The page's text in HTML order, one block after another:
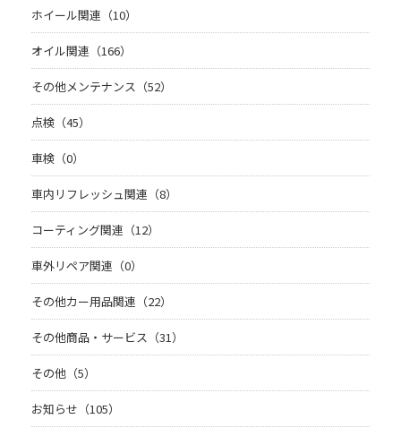
ホイール関連（10）
オイル関連（166）
その他メンテナンス（52）
点検（45）
車検（0）
車内リフレッシュ関連（8）
コーティング関連（12）
車外リペア関連（0）
その他カー用品関連（22）
その他商品・サービス（31）
その他（5）
お知らせ（105）